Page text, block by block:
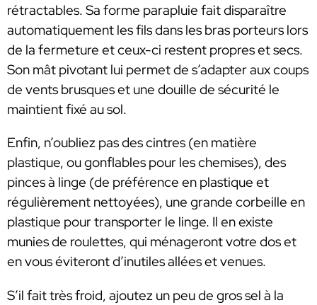
rétractables. Sa forme parapluie fait disparaître
automatiquement les fils dans les bras porteurs lors
de la fermeture et ceux-ci restent propres et secs.
Son mât pivotant lui permet de s’adapter aux coups
de vents brusques et une douille de sécurité le
maintient fixé au sol.
Enfin, n’oubliez pas des cintres (en matière
plastique, ou gonflables pour les chemises), des
pinces à linge (de préférence en plastique et
régulièrement nettoyées), une grande corbeille en
plastique pour transporter le linge. Il en existe
munies de roulettes, qui ménageront votre dos et
en vous éviteront d’inutiles allées et venues.
S’il fait très froid, ajoutez un peu de gros sel à la